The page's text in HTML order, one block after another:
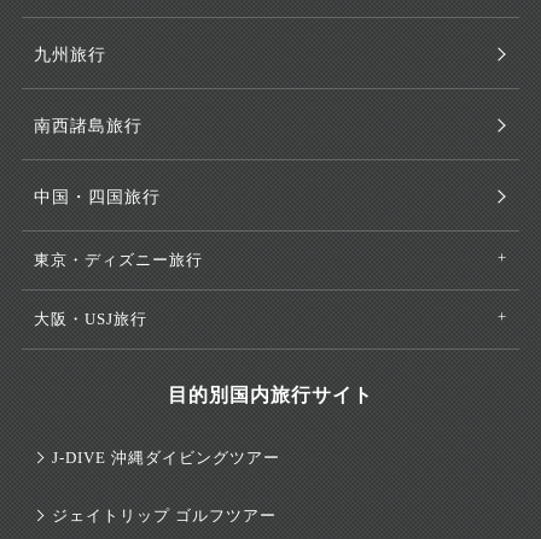
九州旅行
南西諸島旅行
中国・四国旅行
東京・ディズニー旅行
大阪・USJ旅行
目的別国内旅行サイト
J-DIVE 沖縄ダイビングツアー
ジェイトリップ ゴルフツアー